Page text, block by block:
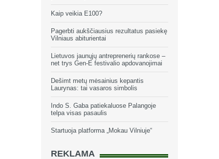
Kaip veikia E100?
Pagerbti aukščiausius rezultatus pasiekę
Vilniaus abiturientai
Lietuvos jaunųjų antreprenerių rankose –
net trys Gen-E festivalio apdovanojimai
Dešimt metų mėsainius kepantis
Laurynas: tai vasaros simbolis
Indo S. Gaba patiekaluose Palangoje
telpa visas pasaulis
Startuoja platforma „Mokau Vilniuje“
REKLAMA